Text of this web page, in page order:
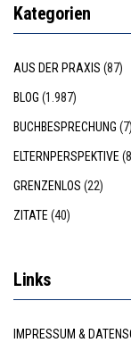
Kategorien
AUS DER PRAXIS (87)
BLOG (1.987)
BUCHBESPRECHUNG (7)
ELTERNPERSPEKTIVE
GRENZENLOS (22)
ZITATE(40)
Links
IMPRESSUM &